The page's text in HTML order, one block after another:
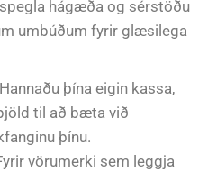
hágæða og sérstöðu
umbúðum fyrir glæsilega
þína eigin kassa,
til að bæta við
þínu.
vörumerki sem leggja